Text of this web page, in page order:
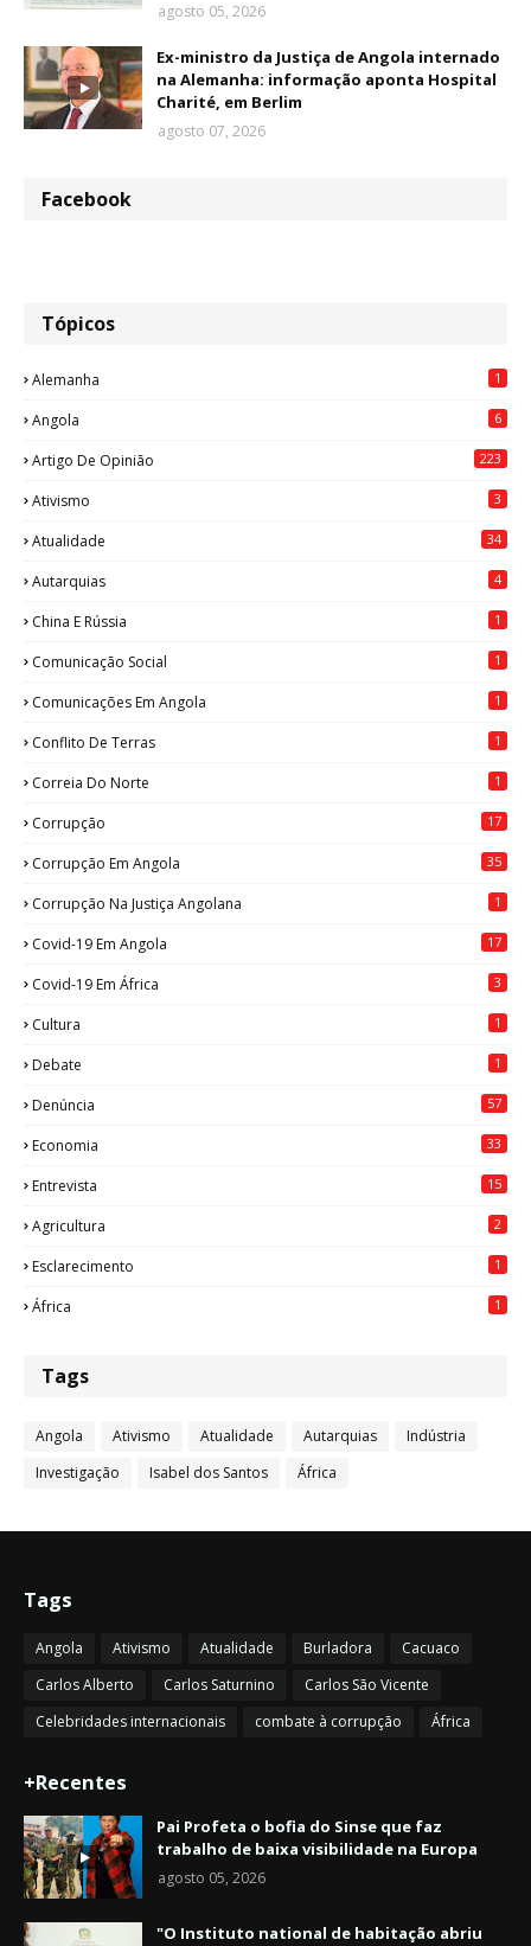
agosto 05, 2026
Ex-ministro da Justiça de Angola internado
na Alemanha: informação aponta Hospital
Charité, em Berlim
agosto 07, 2026
Facebook
Tópicos
Alemanha 1
Angola 6
Artigo De Opinião 223
Ativismo 3
Atualidade 34
Autarquias 4
China E Rússia 1
Comunicação Social 1
Comunicações Em Angola 1
Conflito De Terras 1
Correia Do Norte 1
Corrupção 17
Corrupção Em Angola 35
Corrupção Na Justiça Angolana 1
Covid-19 Em Angola 17
Covid-19 Em África 3
Cultura 1
Debate 1
Denúncia 57
Economia 33
Entrevista 15
Agricultura 2
Esclarecimento 1
África 1
Tags
Angola Ativismo Atualidade Autarquias
Indústria
Investigação
Isabel dos Santos África
Tags
Angola Ativismo Atualidade Burladora
Cacuaco
Carlos Alberto
Carlos Saturnino
Carlos São Vicente
Celebridades internacionais
combate à corrupção África
+Recentes
Pai Profeta o bofia do Sinse que faz
trabalho de baixa visibilidade na Europa
agosto 05, 2026
"O Instituto national de habitação abriu